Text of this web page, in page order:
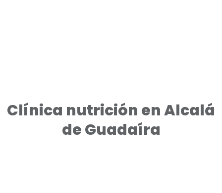
Clínica nutrición en Alcalá
de Guadaíra